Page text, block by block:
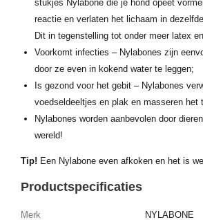
stukjes Nylabone die je hond opeet
reactie en verlaten het lichaam in
Dit in tegenstelling tot onder meer latex
Voorkomt infecties – Nylabones zijn
door ze even in kokend water te leggen;
Is gezond voor het gebit – Nylabones
voedseldeeltjes en plak en masseren het
Nylabones worden aanbevolen door
wereld!
Tip! Een Nylabone even afkoken en het is
Productspecificaties
Merk NYLABONE